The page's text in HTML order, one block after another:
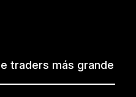
traders más grande